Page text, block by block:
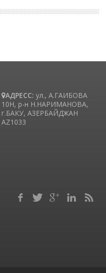
АДРЕСС: ул., А.ГАИБОВА
10H, р-н Н.НАРИМАНОВА,
г.БАКУ, АЗЕРБАЙДЖАН
AZ1033